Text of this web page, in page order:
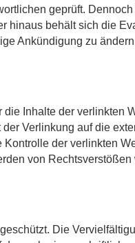
geprüft.
hinaus behält sich die
Ankündigung zu
Inhalte der verlinkten
Verlinkung auf die
der verlinkten
von
Die